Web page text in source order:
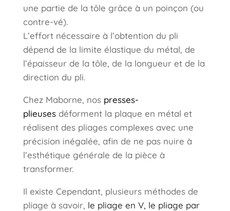
une partie de la tôle grâce à un poinçon (ou
contre-vé).
L’effort nécessaire à l’obtention du pli
dépend de la limite élastique du métal, de
l’épaisseur de la tôle, de la longueur et de la
direction du pli.
Chez Maborne, nos presses-
plieuses déforment la plaque en métal et
réalisent des pliages complexes avec une
précision inégalée, afin de ne pas nuire à
l’esthétique générale de la pièce à
transformer.
Il existe Cependant, plusieurs méthodes de
pliage à savoir, le pliage en V, le pliage par